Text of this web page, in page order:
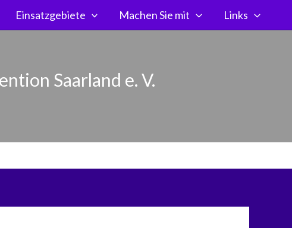
Einsatzgebiete Machen Sie mit Links
Saarland e. V.